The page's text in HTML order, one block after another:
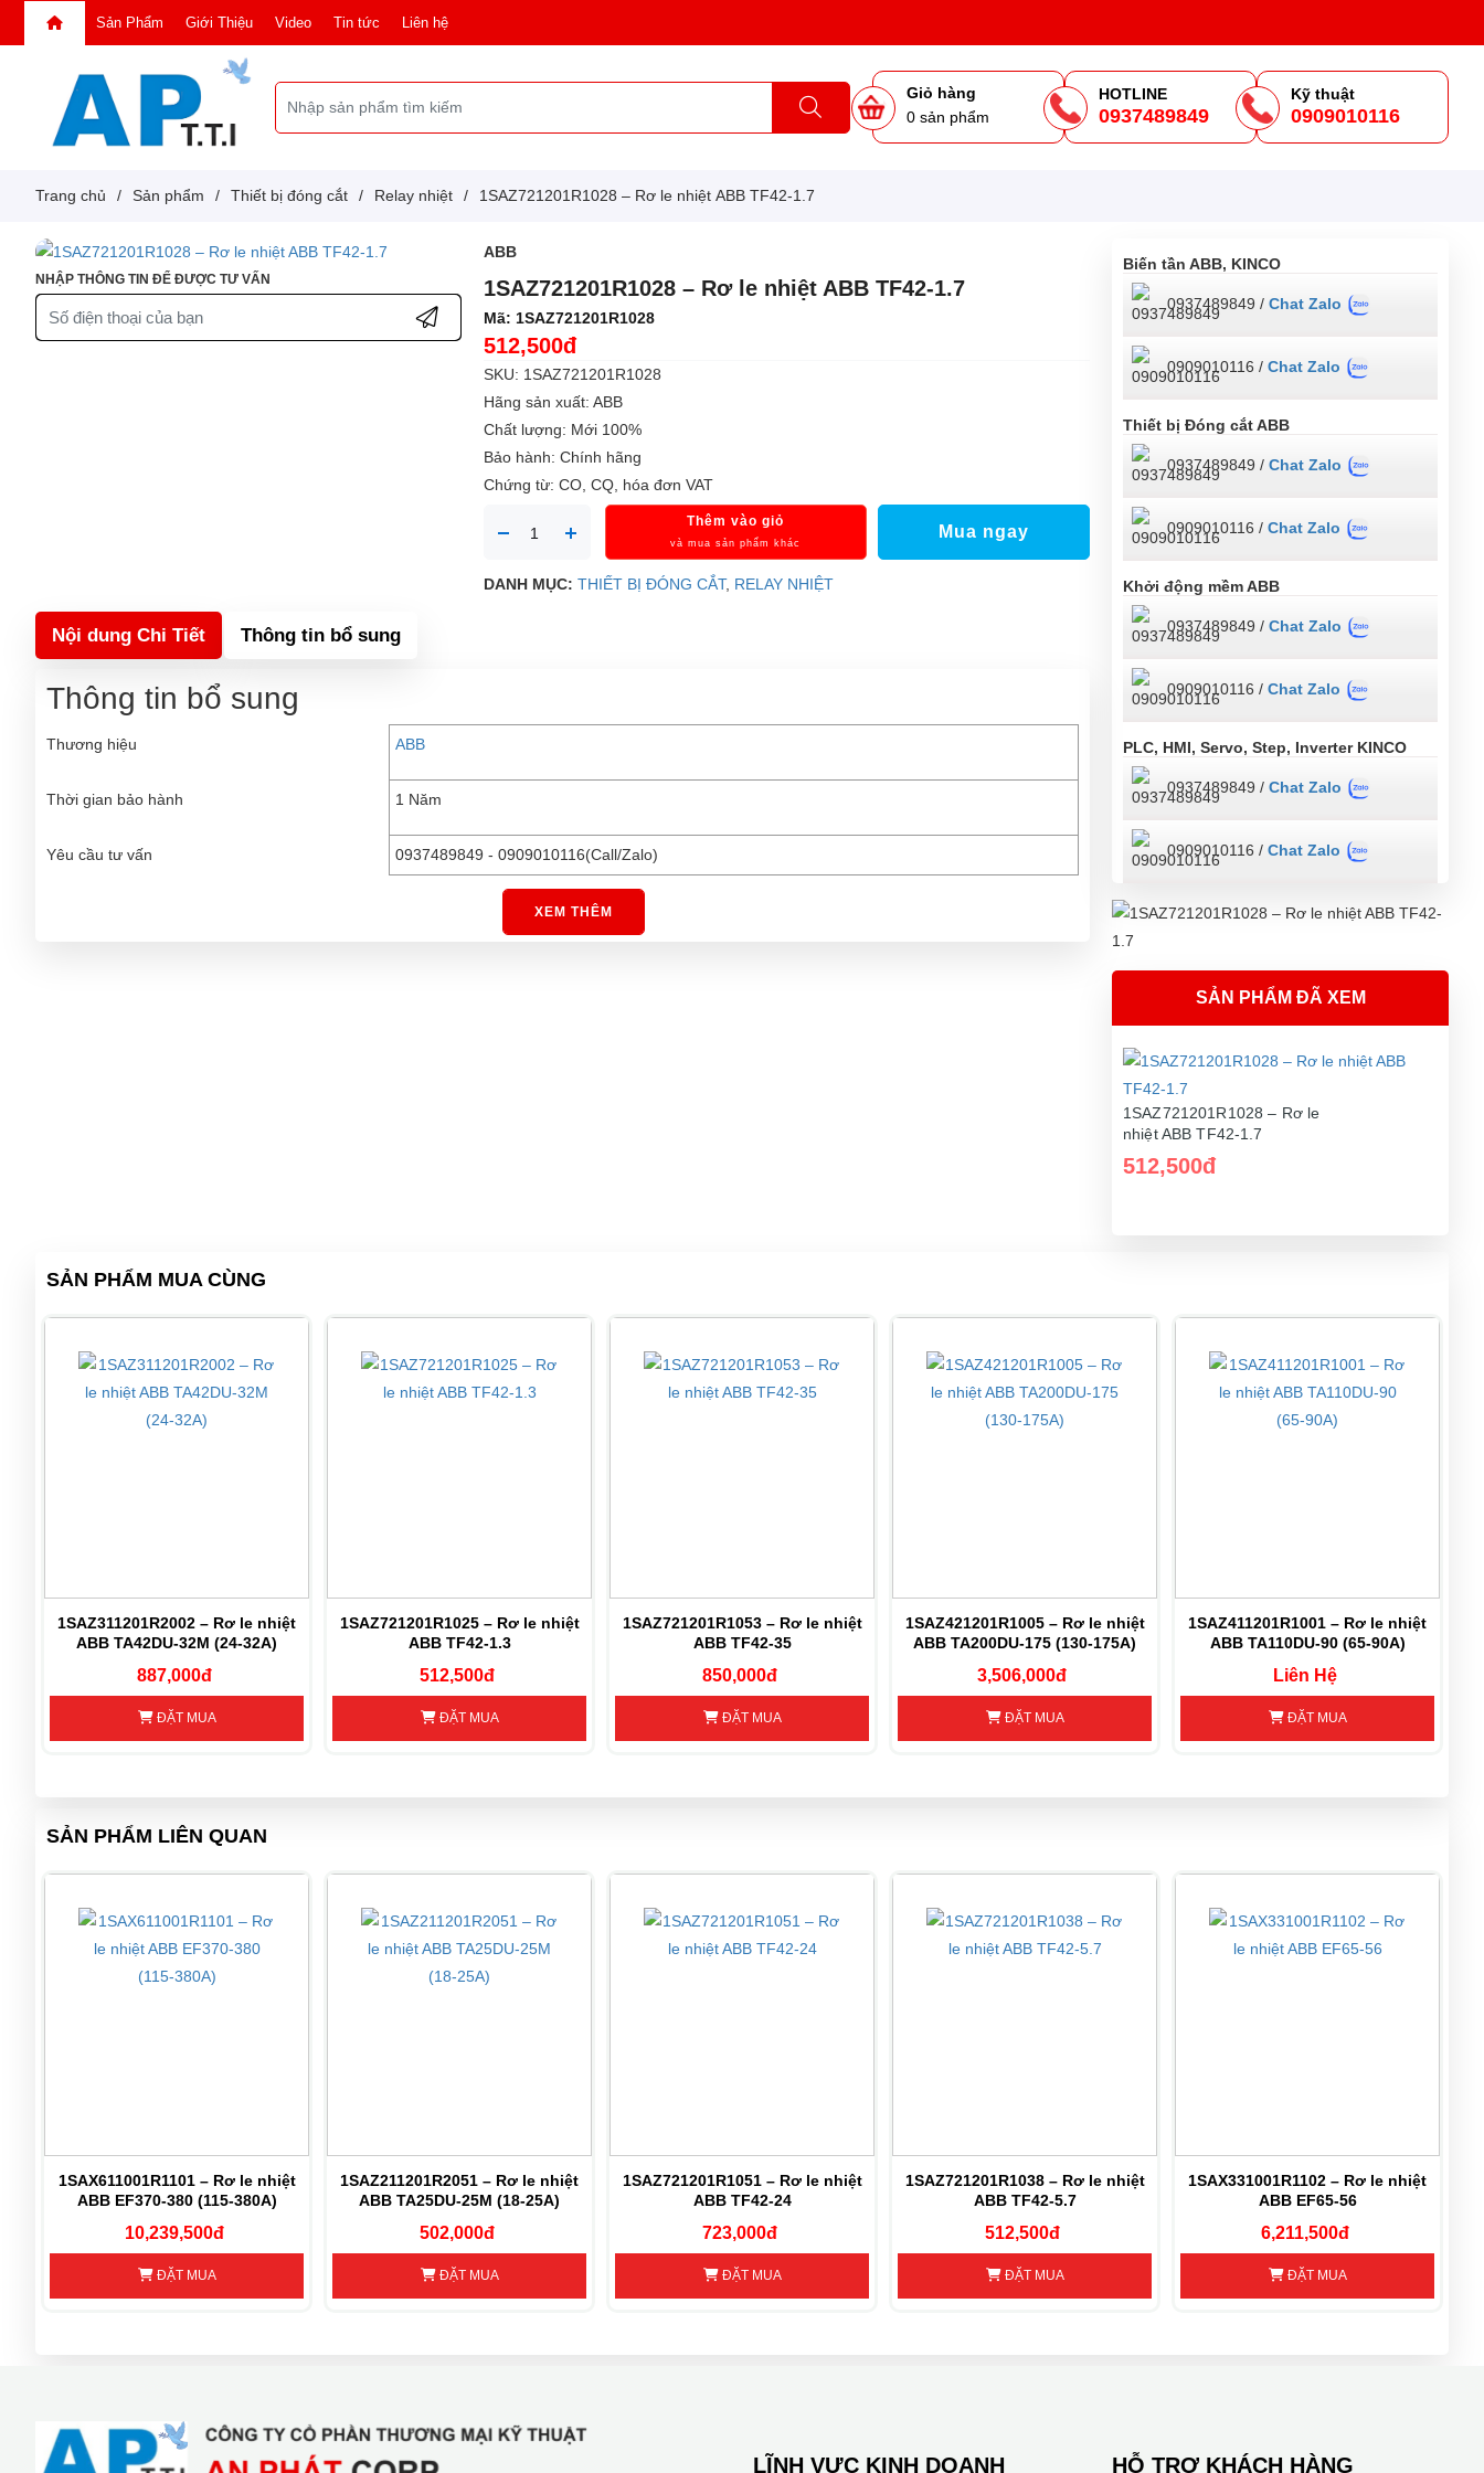
Sản Phẩm Giới Thiệu Video Tin tức Liên hệ
Giỏ hàng
0 sản phẩm
HOTLINE
0937489849
Kỹ thuật
0909010116
Trang chủ / Sản phẩm / Thiết bị đóng cắt / Relay nhiệt / 1SAZ721201R1028 – Rơ le nhiệt ABB TF42-1.7
NHẬP THÔNG TIN ĐỂ ĐƯỢC TƯ VẤN
ABB
1SAZ721201R1028 – Rơ le nhiệt ABB TF42-1.7
Mã: 1SAZ721201R1028
512,500đ
SKU: 1SAZ721201R1028
Hãng sản xuất: ABB
Chất lượng: Mới 100%
Bảo hành: Chính hãng
Chứng từ: CO, CQ, hóa đơn VAT
Thêm vào giỏ
và mua sản phẩm khác
Mua ngay
DANH MỤC:THIẾT BỊ ĐÓNG CẮT, RELAY NHIỆT
Nội dung Chi Tiết Thông tin bổ sung
Thông tin bổ sung
Thương hiệu ABB
Thời gian bảo hành 1 Năm
Yêu cầu tư vấn 0937489849 - 0909010116(Call/Zalo)
XEM THÊM
Biến tần ABB, KINCO
0937489849 / Chat Zalo
0909010116 / Chat Zalo
Thiết bị Đóng cắt ABB
0937489849 / Chat Zalo
0909010116 / Chat Zalo
Khởi động mềm ABB
0937489849 / Chat Zalo
0909010116 / Chat Zalo
PLC, HMI, Servo, Step, Inverter KINCO
0937489849 / Chat Zalo
0909010116 / Chat Zalo
SẢN PHẨM ĐÃ XEM
1SAZ721201R1028 – Rơ le
nhiệt ABB TF42-1.7
512,500đ
SẢN PHẨM MUA CÙNG
1SAZ311201R2002 – Rơ le nhiệt
ABB TA42DU-32M (24-32A)
887,000đ
ĐẶT MUA
1SAZ721201R1025 – Rơ le nhiệt
ABB TF42-1.3
512,500đ
ĐẶT MUA
1SAZ721201R1053 – Rơ le nhiệt
ABB TF42-35
850,000đ
ĐẶT MUA
1SAZ421201R1005 – Rơ le nhiệt
ABB TA200DU-175 (130-175A)
3,506,000đ
ĐẶT MUA
1SAZ411201R1001 – Rơ le nhiệt
ABB TA110DU-90 (65-90A)
Liên Hệ
ĐẶT MUA
SẢN PHẨM LIÊN QUAN
1SAX611001R1101 – Rơ le nhiệt
ABB EF370-380 (115-380A)
10,239,500đ
ĐẶT MUA
1SAZ211201R2051 – Rơ le nhiệt
ABB TA25DU-25M (18-25A)
502,000đ
ĐẶT MUA
1SAZ721201R1051 – Rơ le nhiệt
ABB TF42-24
723,000đ
ĐẶT MUA
1SAZ721201R1038 – Rơ le nhiệt
ABB TF42-5.7
512,500đ
ĐẶT MUA
1SAX331001R1102 – Rơ le nhiệt
ABB EF65-56
6,211,500đ
ĐẶT MUA
LĨNH VỰC KINH DOANH HỖ TRỢ KHÁCH HÀNG